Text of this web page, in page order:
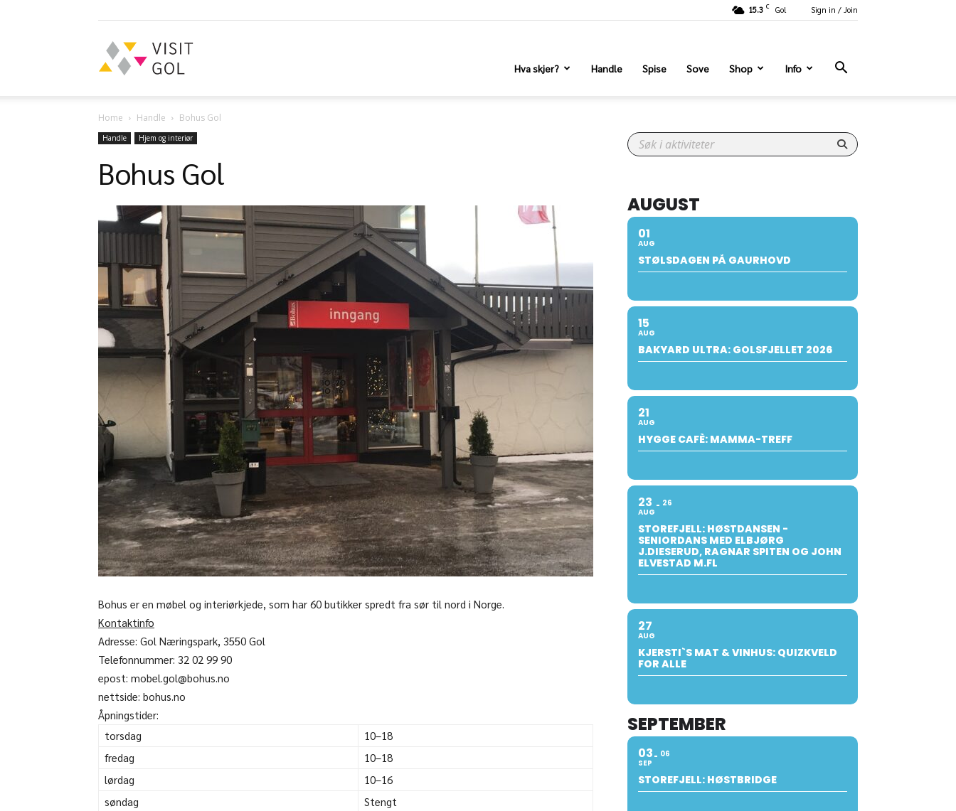
15.3 C Gol Sign in / Join
Hva skjer? Handle Spise Sove Shop Info
Home Handle Bohus Gol
Handle Hjem og interiør
Bohus Gol
Bohus er en møbel og interiørkjede, som har 60 butikker spredt fra sør til nord i Norge.
Kontaktinfo
Adresse: Gol Næringspark, 3550 Gol
Telefonnummer: 32 02 99 90
epost: mobel.gol@bohus.no
nettside: bohus.no
Åpningstider:
torsdag
10–18
fredag
10–18
lørdag
10–16
søndag
Stengt
AUGUST
01
AUG
STØLSDAGEN PÅ GAURHOVD
15
AUG
BAKYARD ULTRA: GOLSFJELLET 2026
21
AUG
HYGGE CAFÈ: MAMMA-TREFF
23
AUG
26
STOREFJELL: HØSTDANSEN -
SENIORDANS MED ELBJØRG
J.DIESERUD, RAGNAR SPITEN OG JOHN
ELVESTAD M.FL
27
AUG
KJERSTI`S MAT & VINHUS: QUIZKVELD
FOR ALLE
SEPTEMBER
03
SEP
06
STOREFJELL: HØSTBRIDGE